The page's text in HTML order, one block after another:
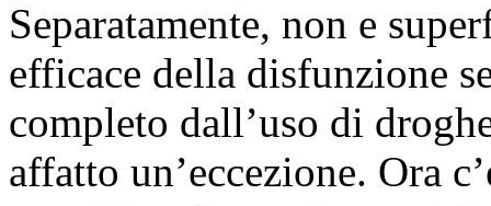
Separatamente, non e
efficace della disfunzione
completo dall’uso di
affatto un’eccezione. Ora